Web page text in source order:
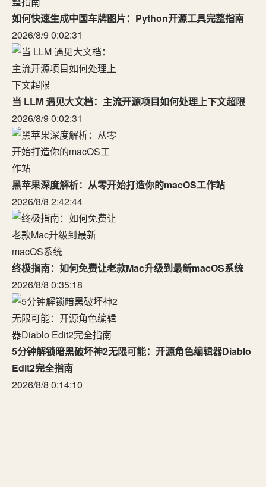
如何快速生成中国车牌图片：Python开源工具完整指南
2026/8/9 0:02:31
当 LLM 遇见大文档：主流开源项目如何处理上下文超限
2026/8/9 0:02:31
黑苹果深度解析：从零开始打造你的macOS工作站
2026/8/8 2:42:44
终极指南：如何免费让老款Mac升级到最新macOS系统
2026/8/8 0:35:18
5分钟解锁暗黑破坏神2无限可能：开源角色编辑器Diablo
Edit2完全指南
2026/8/8 0:14:10